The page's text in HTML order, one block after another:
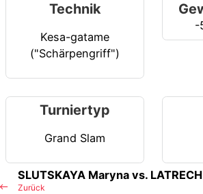
Technik
Kesa-gatame
("Schärpengriff")
-
Turniertyp
Grand Slam
Zurück
SLUTSKAYA Maryna vs.